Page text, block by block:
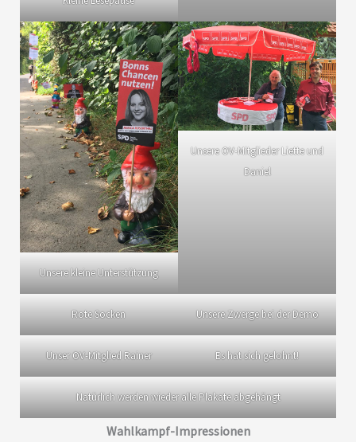
Unsere kleine Unterstützung
Unsere OV-Mitglieder Liette und
Daniel
Rote Socken Unsere Zwerge bei der Demo
Unser OV-Mitglied Rainer Es hat sich gelohnt!
Natürlich werden wieder alle Plakate abgehängt
Wahlkampf-Impressionen